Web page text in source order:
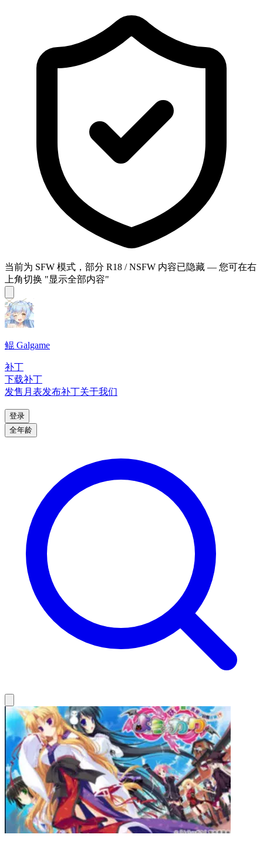
当前为 SFW 模式，部分 R18 / NSFW 内容已隐藏 — 您可在右
上角切换 "显示全部内容"
鲲 Galgame
补丁
下载补丁
发售月表发布补丁关于我们
登录
全年龄